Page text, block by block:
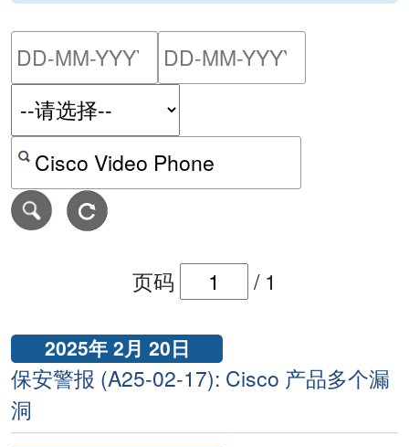
请输入搜索日期范围的开
按关键字或 CVE ID 搜寻保安警报
页码 / 1
2025年 2月 20日
保安警报 (A25-02-17): Cisco 产品多个漏
洞